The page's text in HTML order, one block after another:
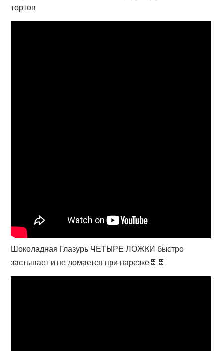
тортов
Шоколадная Глазурь ЧЕТЫРЕ ЛОЖКИ быстро
застывает и не ломается при нарезке🍫🍫